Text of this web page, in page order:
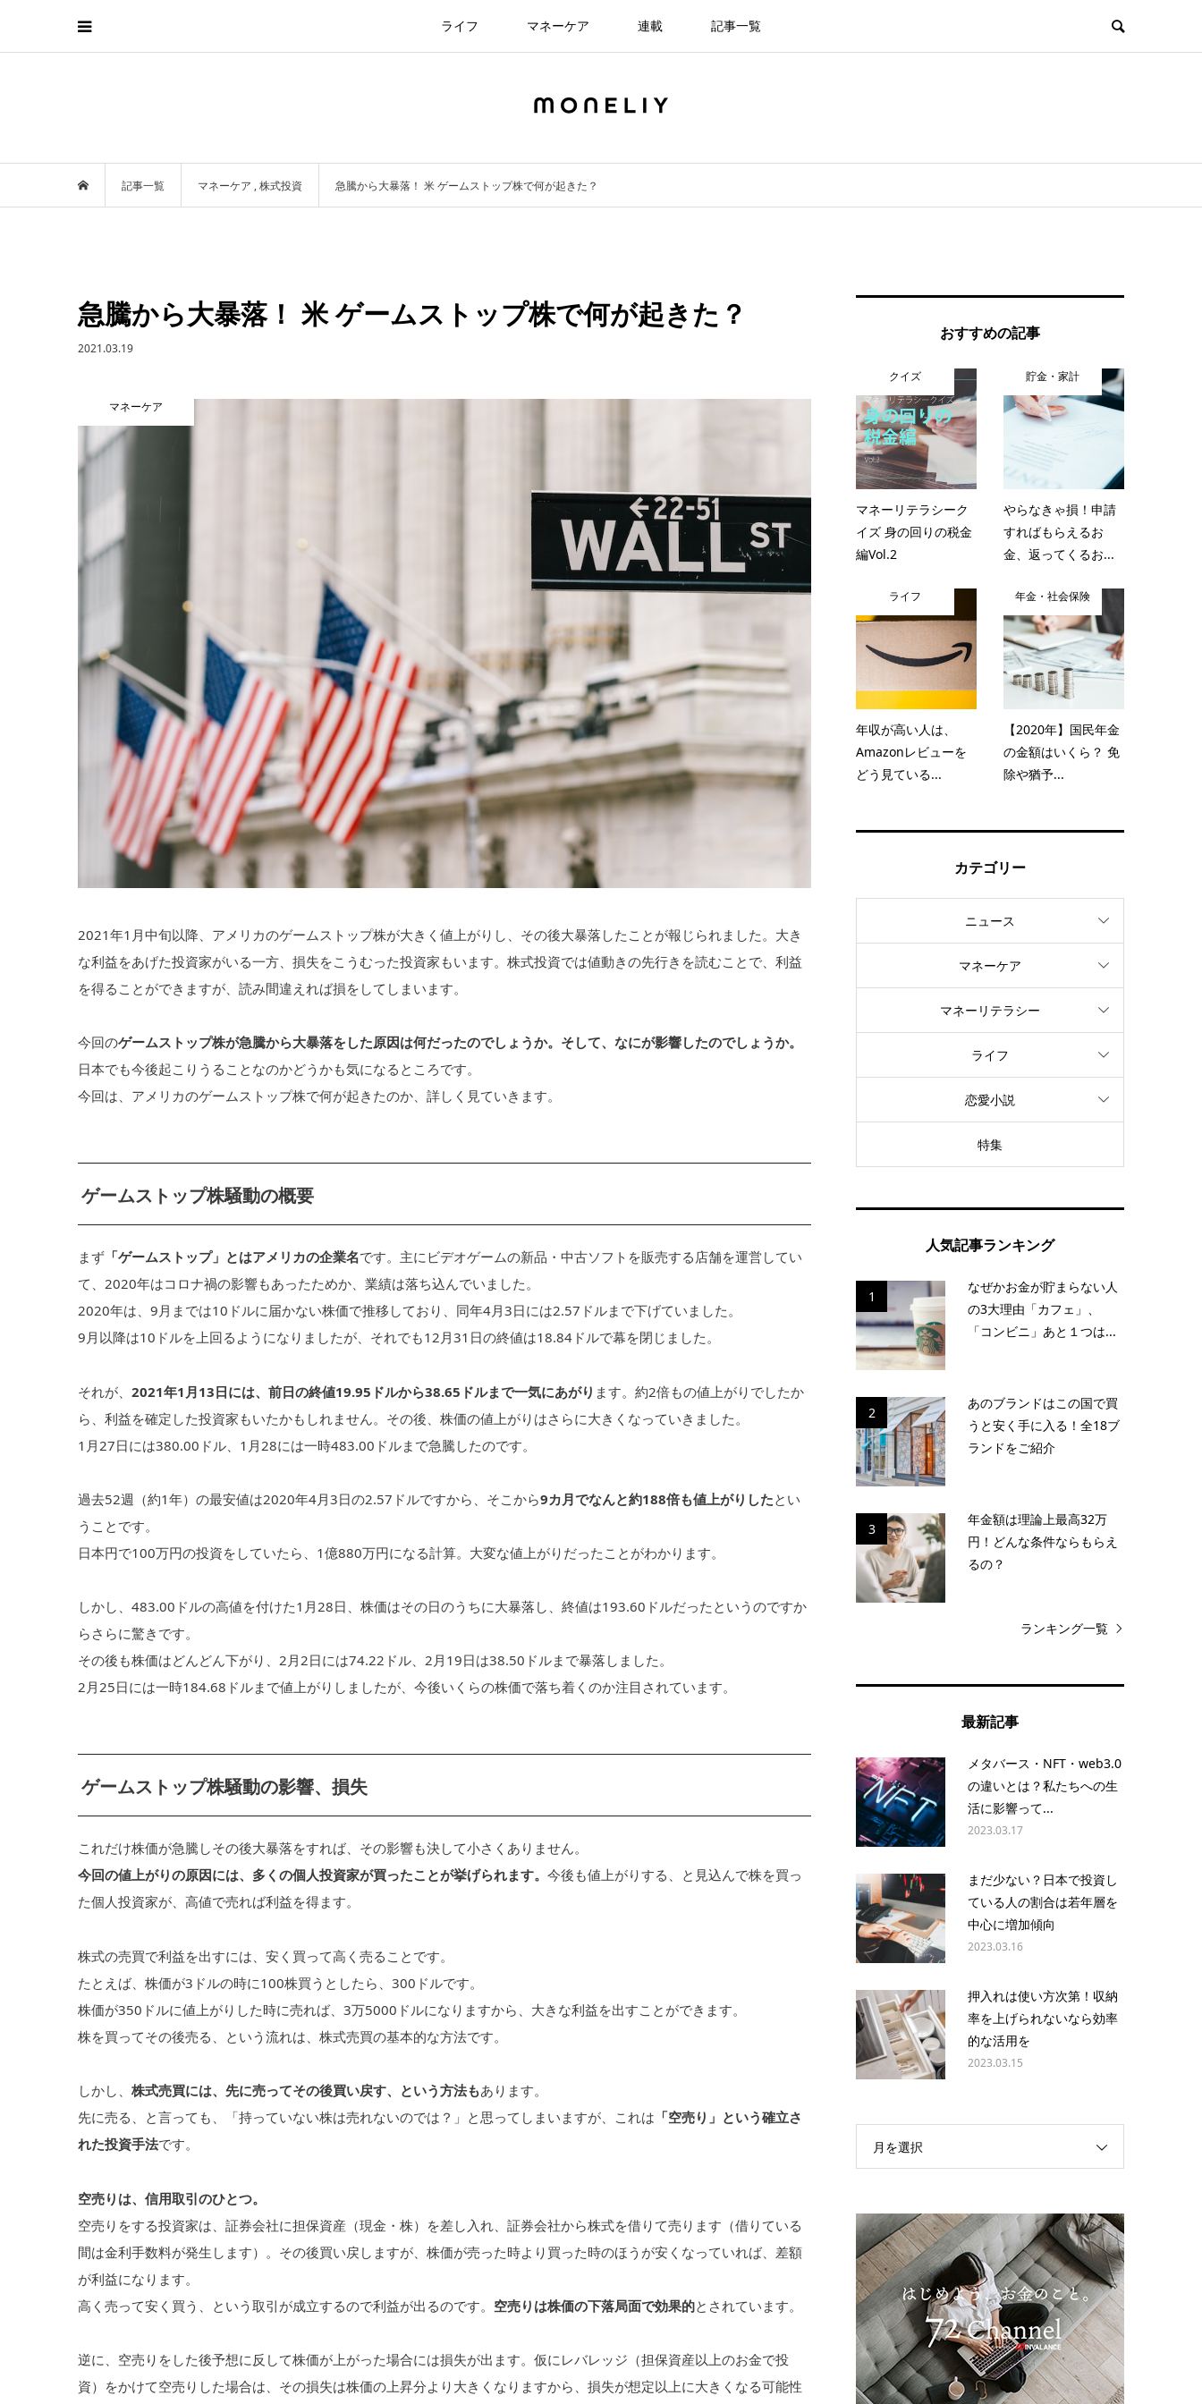
ライフ マネーケア 連載 記事一覧
記事一覧 マネーケア ,株式投資 急騰から大暴落！ 米 ゲームストップ株で何が起きた？
急騰から大暴落！ 米 ゲームストップ株で何が起きた？
2021.03.19
マネーケア
2021年1月中旬以降、アメリカのゲームストップ株が大きく値上がりし、その後大暴落したことが報じられました。大き
な利益をあげた投資家がいる一方、損失をこうむった投資家もいます。株式投資では値動きの先行きを読むことで、利益
を得ることができますが、読み間違えれば損をしてしまいます。
今回のゲームストップ株が急騰から大暴落をした原因は何だったのでしょうか。そして、なにが影響したのでしょうか。
日本でも今後起こりうることなのかどうかも気になるところです。
今回は、アメリカのゲームストップ株で何が起きたのか、詳しく見ていきます。
ゲームストップ株騒動の概要
まず 「ゲームストップ」とはアメリカの企業名です。主にビデオゲームの新品・中古ソフトを販売する店舗を運営してい
て、2020年はコロナ禍の影響もあったためか、業績は落ち込んでいました。
2020年は、9月までは10ドルに届かない株価で推移しており、同年4月3日には2.57ドルまで下げていました。
9月以降は10ドルを上回るようになりましたが、それでも12月31日の終値は18.84ドルで幕を閉じました。
それが、 2021年1月13日には、前日の終値19.95ドルから38.65ドルまで一気にあがり ます。約2倍もの値上がりでしたか
ら、利益を確定した投資家もいたかもしれません。その後、株価の値上がりはさらに大きくなっていきました。
1月27日には380.00ドル、1月28には一時483.00ドルまで急騰したのです。
過去52週（約1年）の最安値は2020年4月3日の2.57ドルですから、そこから9カ月でなんと約188倍も値上がりしたとい
うことです。
日本円で100万円の投資をしていたら、1億880万円になる計算。大変な値上がりだったことがわかります。
しかし、483.00ドルの高値を付けた1月28日、株価はその日のうちに大暴落し、終値は193.60ドルだったというのですか
らさらに驚きです。
その後も株価はどんどん下がり、2月2日には74.22ドル、2月19日は38.50ドルまで暴落しました。
2月25日には一時184.68ドルまで値上がりしましたが、今後いくらの株価で落ち着くのか注目されています。
ゲームストップ株騒動の影響、損失
これだけ株価が急騰しその後大暴落をすれば、その影響も決して小さくありません。
今回の値上がりの原因には、多くの個人投資家が買ったことが挙げられます。 今後も値上がりする、と見込んで株を買っ
た個人投資家が、高値で売れば利益を得ます。
株式の売買で利益を出すには、安く買って高く売ることです。
たとえば、株価が3ドルの時に100株買うとしたら、300ドルです。
株価が350ドルに値上がりした時に売れば、3万5000ドルになりますから、大きな利益を出すことができます。
株を買ってその後売る、という流れは、株式売買の基本的な方法です。
しかし、 株式売買には、先に売ってその後買い戻す、という方法もあります。
先に売る、と言っても、「持っていない株は売れないのでは？」と思ってしまいますが、これは 「空売り」という確立さ
れた投資手法です。
空売りは、信用取引のひとつ。
空売りをする投資家は、証券会社に担保資産（現金・株）を差し入れ、証券会社から株式を借りて売ります（借りている
間は金利手数料が発生します）。その後買い戻しますが、株価が売った時より買った時のほうが安くなっていれば、差額
が利益になります。
高く売って安く買う、という取引が成立するので利益が出るのです。 空売りは株価の下落局面で効果的とされています。
逆に、空売りをした後予想に反して株価が上がった場合には損失が出ます。仮にレバレッジ（担保資産以上のお金で投
資）をかけて空売りした場合は、その損失は株価の上昇分より大きくなりますから、損失が想定以上に大きくなる可能性
おすすめの記事
クイズ
マネーリテラシーク
イズ 身の回りの税金
編Vol.2
貯金・家計
やらなきゃ損！申請
すればもらえるお
金、返ってくるお...
ライフ
年収が高い人は、
Amazonレビューを
どう見ている...
年金・社会保険
【2020年】国民年金
の金額はいくら？ 免
除や猶予...
カテゴリー
ニュース
マネーケア
マネーリテラシー
ライフ
恋愛小説
特集
人気記事ランキング
1
なぜかお金が貯まらない人
の3大理由「カフェ」、
「コンビニ」あと１つは...
2
あのブランドはこの国で買
うと安く手に入る！全18ブ
ランドをご紹介
3
年金額は理論上最高32万
円！どんな条件ならもらえ
るの？
ランキング一覧
最新記事
メタバース・NFT・web3.0
の違いとは？私たちへの生
活に影響って...
2023.03.17
まだ少ない？日本で投資し
ている人の割合は若年層を
中心に増加傾向
2023.03.16
押入れは使い方次第！収納
率を上げられないなら効率
的な活用を
2023.03.15
月を選択